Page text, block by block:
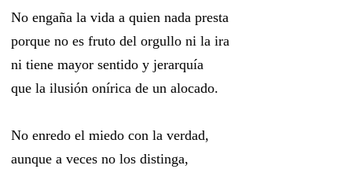
No engaña la vida a quien nada presta
porque no es fruto del orgullo ni la ira
ni tiene mayor sentido y jerarquía
que la ilusión onírica de un alocado.
No enredo el miedo con la verdad,
aunque a veces no los distinga,